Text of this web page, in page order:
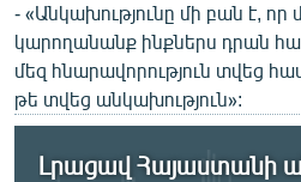
- «Անկախությունը մի բան է, որ
կարողանանք ինքներս դրան
մեզ հնարավորություն տվեց
թե տվեց անկախություն»: